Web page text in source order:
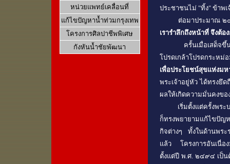
หน่วยแพทย์เคลื่อนที่
แก้ไขปัญหาน้ำท่วมกรุงเทพ
โครงการศิลปาชีพพิเศษ
กังหันน้ำชัยพัฒนา
ประชาชนไม่ "ทิ้ง" ข้าพเ
ต่อมาประมาณ ๒๐ ปี
เรารำลึกถึงหน้าที่ จึงต้อ
ครั้นเมื่อเสด็จขึ้นเถ
โปรดเกล้าโปรดกระห
เพื่อประโยชน์สุขแห่งม
พระเจ้าอยู่หัว ได้ทรงยึ
ผลให้เกิดความมั่นคงขอ
เริ่มตั้งแต่ครั้งพระบา
ก็ทรงพยายามแก้ไขปัญ
กิจต่างๆ ทั้งในด้านพร
แล้ว โครงการอันเนื่อ
ตั้งแต่ปี พ.ศ. ๒๔๙๔ เป็น